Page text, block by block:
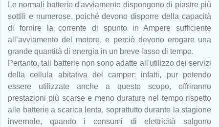
Le normali batterie d'avviamento dispongono di piastre più
sottili e numerose, poiché devono disporre della capacità
di fornire la corrente di spunto in Ampere sufficiente
all’avviamento del motore, e perciò devono erogare una
grande quantità di energia in un breve lasso di tempo.
Pertanto, tali batterie non sono adatte all'utilizzo dei servizi
della cellula abitativa del camper: infatti, pur potendo
essere utilizzate anche a questo scopo, offriranno
prestazioni più scarse e meno durature nel tempo rispetto
alle batterie a scarica lenta, soprattutto durante la stagione
invernale, quando i consumi di elettricità salgono